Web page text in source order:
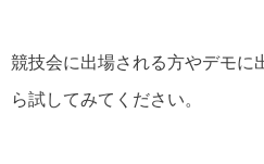
競技会に出場される方やデモに
ら試してみてください。